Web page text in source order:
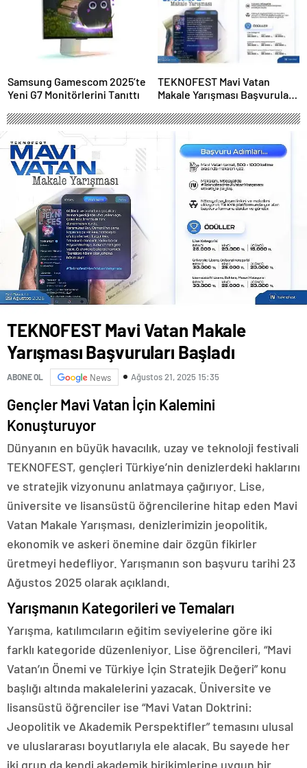
Samsung Gamescom 2025’te
Yeni G7 Monitörlerini Tanıttı
TEKNOFEST Mavi Vatan
Makale Yarışması Başvuruları
TEKNOFEST Mavi Vatan Makale
Yarışması Başvuruları Başladı
ABONE OL News Ağustos 21, 2025 15:35
Gençler Mavi Vatan İçin Kalemini
Konuşturuyor
Dünyanın en büyük havacılık, uzay ve teknoloji festivali
TEKNOFEST, gençleri Türkiye’nin denizlerdeki haklarını
ve stratejik vizyonunu anlatmaya çağırıyor. Lise,
üniversite ve lisansüstü öğrencilerine hitap eden Mavi
Vatan Makale Yarışması, denizlerimizin jeopolitik,
ekonomik ve askeri önemine dair özgün fikirler
üretmeyi hedefliyor. Yarışmanın son başvuru tarihi 23
Ağustos 2025 olarak açıklandı.
Yarışmanın Kategorileri ve Temaları
Yarışma, katılımcıların eğitim seviyelerine göre iki
farklı kategoride düzenleniyor. Lise öğrencileri, “Mavi
Vatan’ın Önemi ve Türkiye İçin Stratejik Değeri” konu
başlığı altında makalelerini yazacak. Üniversite ve
lisansüstü öğrenciler ise “Mavi Vatan Doktrini:
Jeopolitik ve Akademik Perspektifler” temasını ulusal
ve uluslararası boyutlarıyla ele alacak. Bu sayede her
iki grup da kendi akademik birikimlerine uygun bir